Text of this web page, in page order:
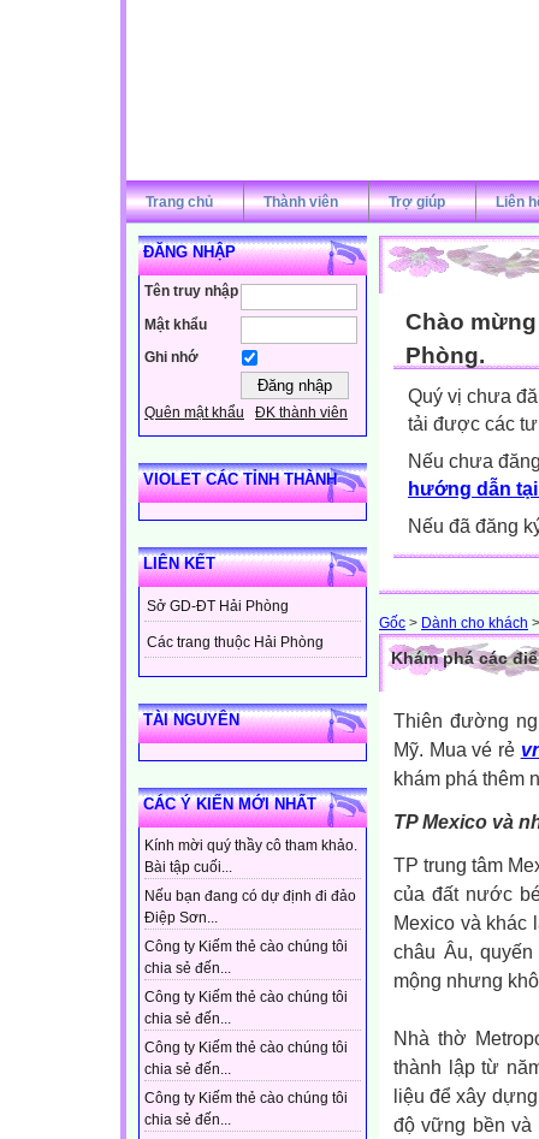
Trang chủ Thành viên Trợ giúp Liên
ĐĂNG NHẬP
Tên truy nhập
Mật khẩu
Ghi nhớ
Quên mật khẩu ĐK thành viên
VIOLET CÁC TỈNH THÀNH
LIÊN KẾT
Sở GD-ĐT Hải Phòng
Các trang thuộc Hải Phòng
TÀI NGUYÊN
CÁC Ý KIẾN MỚI NHẤT
Kính mời quý thầy cô tham khảo.
Bài tập cuối...
Nếu bạn đang có dự định đi đảo
Điệp Sơn...
Công ty Kiếm thẻ cào chúng tôi
chia sẻ đến...
Công ty Kiếm thẻ cào chúng tôi
chia sẻ đến...
Công ty Kiếm thẻ cào chúng tôi
chia sẻ đến...
Công ty Kiếm thẻ cào chúng tôi
chia sẻ đến...
Chào
Phòng.
Quý vị chưa
tải được các
Nếu chưa
hướng dẫn
Nếu đã đăng
Gốc > Dành cho khách >
Khám phá các
Thiên đường
Mỹ. Mua vé rẻ
khám phá thêm
TP Mexico và
TP trung tâm
của đất nước
Mexico và khác
châu Âu,
mộng nhưng
Nhà thờ
thành lập từ
liệu để xây
độ vững bền và